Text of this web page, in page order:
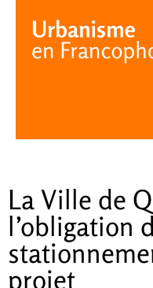
La Ville de
l’obligation
projet